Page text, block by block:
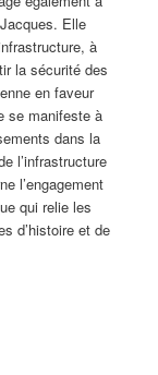
Elle
à
la sécurité des
en faveur
se manifeste à
dans la
l’infrastructure
l’engagement
qui relie les
d’histoire et de